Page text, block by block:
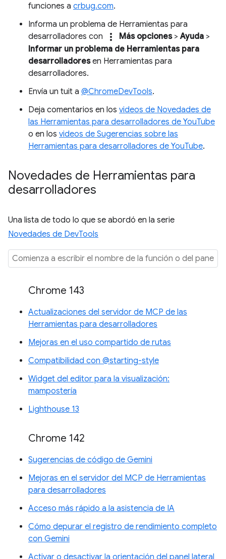
funciones a crbug.com.
Informa un problema de Herramientas para
desarrolladores con
more_vert Más opciones>Ayuda >
Informar un problema de Herramientas para
desarrolladoresen Herramientas para
desarrolladores.
Envía un tuit a @ChromeDevTools.
Deja comentarios en los videos de Novedades de
las Herramientas para desarrolladores de YouTube
o en los videos de Sugerencias sobre las
Herramientas para desarrolladores de YouTube.
Novedades de Herramientas para
desarrolladores
Una lista de todo lo que se abordó en la serie
Novedades de DevTools
Chrome 143
Actualizaciones del servidor de MCP de las
Herramientas para desarrolladores
Mejoras en el uso compartido de rutas
Compatibilidad con @starting-style
Widget del editor para la visualización:
mampostería
Lighthouse 13
Chrome 142
Sugerencias de código de Gemini
Mejoras en el servidor del MCP de Herramientas
para desarrolladores
Acceso más rápido a la asistencia de IA
Cómo depurar el registro de rendimiento completo
con Gemini
Activar o desactivar la orientación del panel lateral